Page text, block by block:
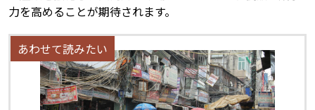
力を高めることが期待されます。